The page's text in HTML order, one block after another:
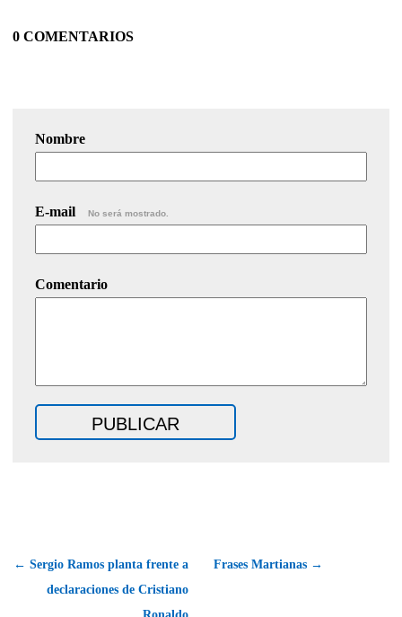
0 COMENTARIOS
Nombre
E-mail No será mostrado.
Comentario
← Sergio Ramos planta frente a
declaraciones de Cristiano
Frases Martianas →